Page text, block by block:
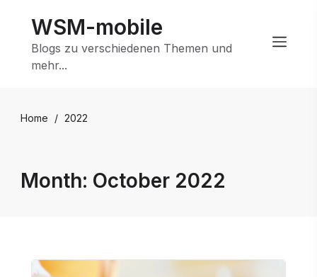
content
WSM-mobile
Blogs zu verschiedenen Themen und
mehr...
Home / 2022
Month: October 2022